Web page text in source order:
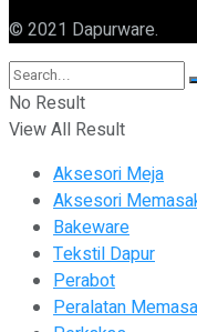
© 2021 Dapurware.
No Result
View All Result
Aksesori Meja
Aksesori
Bakeware
Tekstil Dapur
Perabot
Peralatan